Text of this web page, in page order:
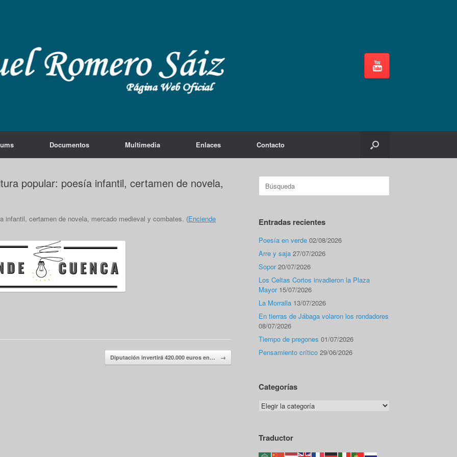
Documentos Multimedia Enlaces Contacto
popular: poesía infantil, certamen de novela,
infantil, certamen de novela, mercado medieval y combates. (Enciende
Diputación invertirá 420.000 euros en… →
Buscar:
Entradas recientes
Poesía en verde 02/08/2026
Arre y saja 27/07/2026
Sopor 20/07/2026
Los Celtas Cortos invadieron la Plaza
Mayor 15/07/2026
La Morralla 13/07/2026
En tierras de Jábaga volaron los rondadores
08/07/2026
Tiempo de pregones 01/07/2026
Pensamiento crítico 29/06/2026
Categorías
Categorías
Traductor